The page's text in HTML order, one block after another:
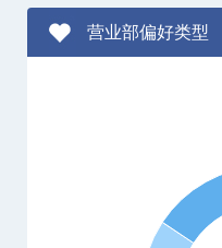
营业部偏好类型